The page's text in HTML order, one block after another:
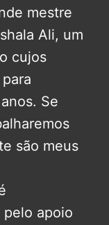
mestre
Ali, um
cujos
Se
são meus
pelo apoio